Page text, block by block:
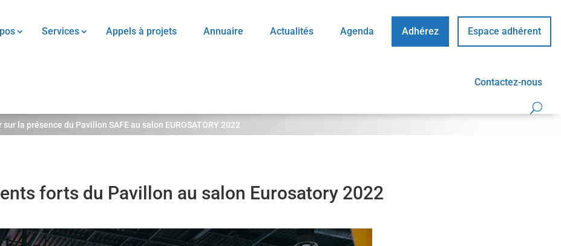
Services Appels à projets Annuaire Actualités Agenda Adhérez Espace adhérent
Contactez-nous
sur la présence du Pavillon SAFE au salon EUROSATORY 2022
forts du Pavillon au salon Eurosatory 2022